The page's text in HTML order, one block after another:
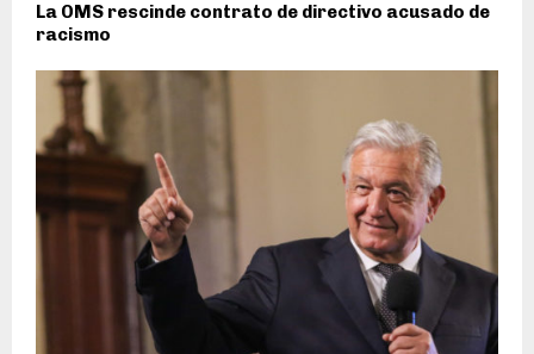
La OMS rescinde contrato de directivo acusado de
racismo